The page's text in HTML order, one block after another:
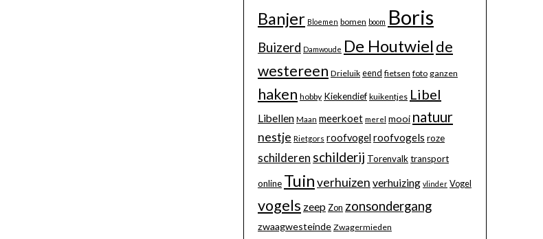
Banjer Bloemen bomen boom Boris
Buizerd Damwoude De Houtwielde
westereen Drieluik eend fietsen foto ganzen
haken hobby Kiekendief kuikentjes Libel
Libellen Maan meerkoet merel mooi natuur
nestje Rietgors roofvogel roofvogels roze
schilderen schilderij Torenvalktransport
online Tuinverhuizen verhuizing vlinder Vogel
vogels zeep Zon zonsondergang
zwaagwesteinde Zwagermieden